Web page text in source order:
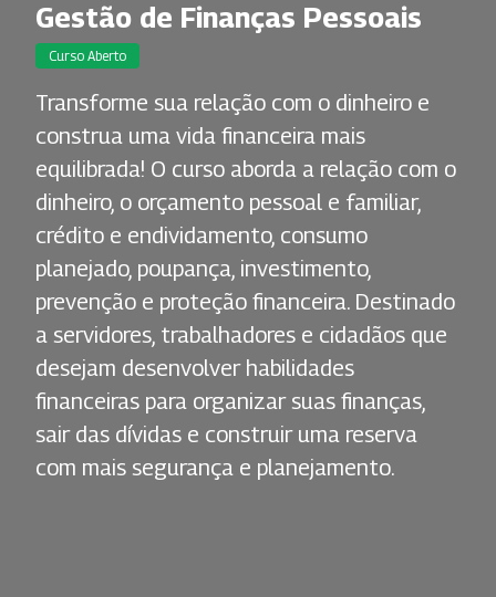
Gestão de Finanças Pessoais
Curso Aberto
Transforme sua relação com o dinheiro e
construa uma vida financeira mais
equilibrada! O curso aborda a relação com o
dinheiro, o orçamento pessoal e familiar,
crédito e endividamento, consumo
planejado, poupança, investimento,
prevenção e proteção financeira. Destinado
a servidores, trabalhadores e cidadãos que
desejam desenvolver habilidades
financeiras para organizar suas finanças,
sair das dívidas e construir uma reserva
com mais segurança e planejamento.